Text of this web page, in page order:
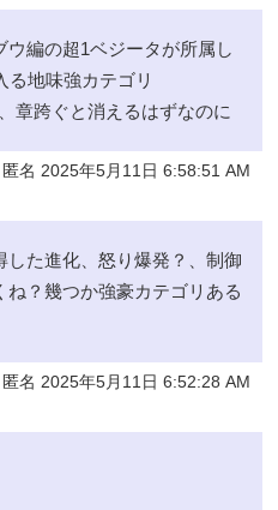
編の超1ベジータが所属し
る地味強カテゴリ
章跨ぐと消えるはずなのに
名 2025年5月11日 6:58:51 AM
た進化、怒り爆発？、制御
？幾つか強豪カテゴリある
名 2025年5月11日 6:52:28 AM